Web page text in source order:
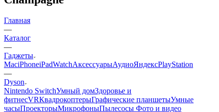
Главная
—
Каталог
—
Гаджеты
MaciPhoneiPadWatchАксессуарыАудиоЯндексPlayStation
—
Dyson
Nintendo SwitchУмный домЗдоровье и
фитнесVRКвадрокоптерыГрафические планшетыУмные
часыПроекторыМикрофоныПылесосы Фото и видео